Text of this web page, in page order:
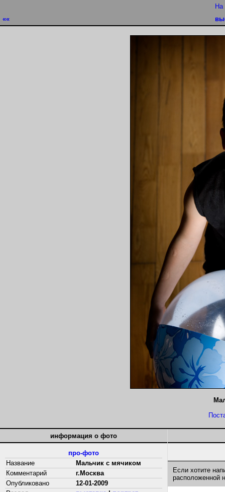
На
««
информация о фото
про-фото
Название
Мальчик с мячиком
Комментарий
г.Москва
Опубликовано
12-01-2009
Если хотите
расположенной